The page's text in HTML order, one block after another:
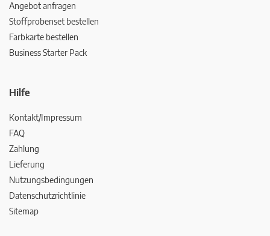
Angebot anfragen
Stoffprobenset bestellen
Farbkarte bestellen
Business Starter Pack
Hilfe
Kontakt/Impressum
FAQ
Zahlung
Lieferung
Nutzungsbedingungen
Datenschutzrichtlinie
Sitemap